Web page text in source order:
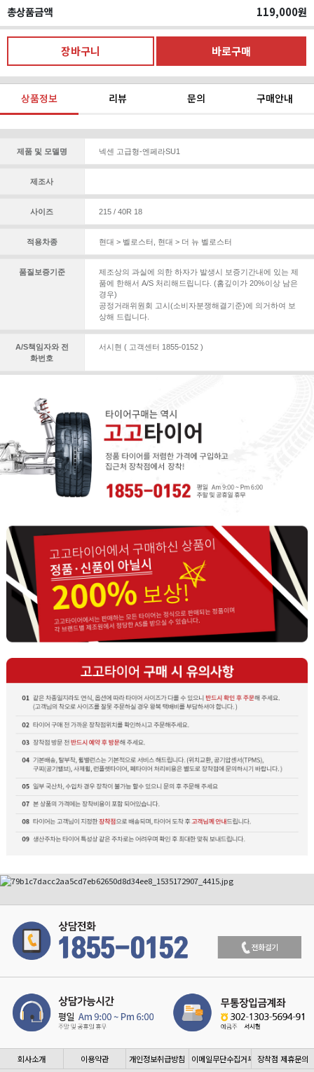
총상품금액 119,000원
상품정보 리뷰 문의 구매안내
제품 및 모델명 넥센 고급형-엔페라SU1
제조사
사이즈 215 / 40R 18
적용차종 현대 > 벨로스터 현대 > 더 뉴 벨로스터
품질보증기준
제조상의 과실에 의한 하자가 발생시 보증기간내에 있는 제
품에 한해서 A/S 처리해드립니다. (홈깊이가 20%이상 남은
경우)
공정거래위원회 고시(소비자분쟁해결기준)에 의거하여 보
상해 드립니다.
A/S책임자와 전
화번호
서시현 ( 고객센터 1855-0152 )
회사소개 이용약관 개인정보취급방침 이메일무단수집거부 장착점 제휴문의